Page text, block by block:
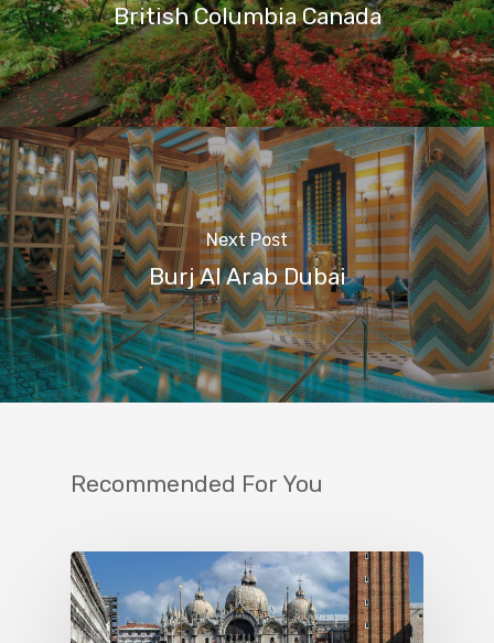
British Columbia Canada
Next Post
Burj Al Arab Dubai
Recommended For You